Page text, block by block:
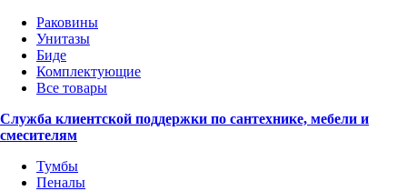
Раковины
Унитазы
Биде
Комплектующие
Все товары
Служба клиентской поддержки по сантехнике, мебели и
смесителям
Тумбы
Пеналы